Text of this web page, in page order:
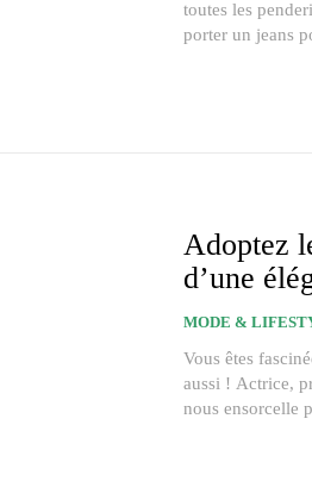
toutes les
porter un jeans
Adoptez
d’une
MODE &
Vous êtes
aussi ! Actrice,
nous ensorcelle